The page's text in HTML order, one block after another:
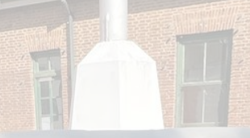
Línea Mitre: dieron oficialmente
de baja la construcción de la
estación Nordelta